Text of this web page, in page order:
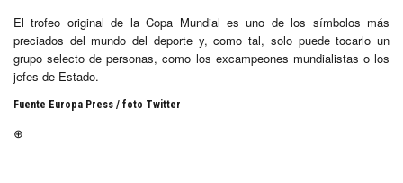
El trofeo original de la Copa Mundial es uno de los símbolos más
preciados del mundo del deporte y, como tal, solo puede tocarlo un
grupo selecto de personas, como los excampeones mundialistas o los
jefes de Estado.
Fuente Europa Press / foto Twitter
⊕